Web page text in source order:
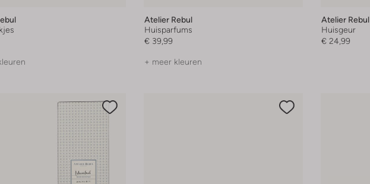
Atelier Rebul
Huisparfums
€ 39,99
+ meer kleuren
Atelier Rebul
Huisgeur
€ 24,99